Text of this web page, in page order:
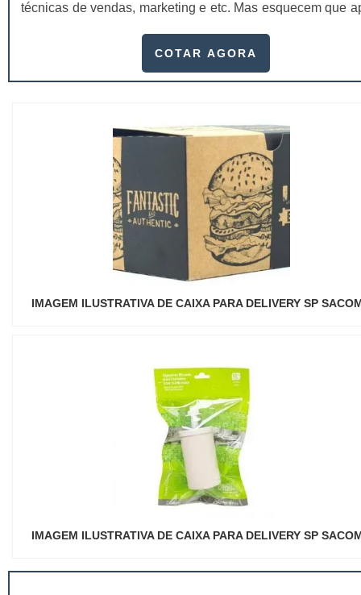
técnicas de vendas, marketing e etc. Mas esquecem que
esforços podem não valer a pena. Nesse quesito, o
este item, pode promover diversos ben...
COTAR AGORA
IMAGEM ILUSTRATIVA DE CAIXA PARA DELIVERY SP
IMAGEM ILUSTRATIVA DE CAIXA PARA DELIVERY SP